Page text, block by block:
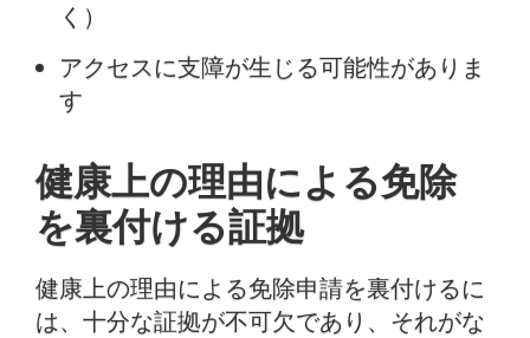
く）
アクセスに支障が生じる可能性がありま
す
健康上の理由による免除
を裏付ける証拠
健康上の理由による免除申請を裏付けるに
は、十分な証拠が不可欠であり、それがな